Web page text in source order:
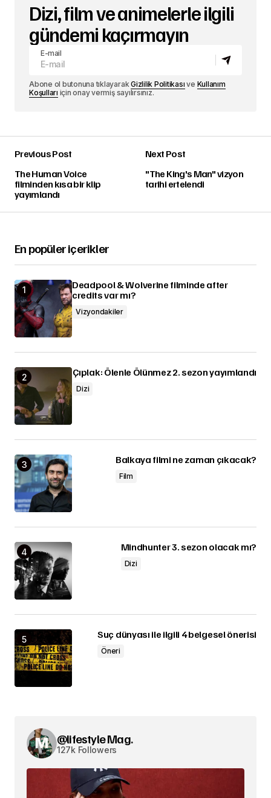
Dizi, film ve animelerle ilgili
gündemi kaçırmayın
E-mail
Abone ol butonuna tıklayarakGizlilik Politikası ve Kullanım
Koşulları için onay vermiş sayılırsınız.
Previous Post
The Human Voice
filminden kısa bir klip
yayımlandı
Next Post
''The King's Man'' vizyon
tarihi ertelendi
En popüler içerikler
Deadpool & Wolverine filminde after
credits var mı?
Vizyondakiler
Çıplak: Ölenle Ölünmez 2. sezon yayımlandı
Dizi
Balkaya filmi ne zaman çıkacak?
Film
Mindhunter 3. sezon olacak mı?
Dizi
Suç dünyası ile ilgili 4 belgesel önerisi
Öneri
@lifestyle Mag.
127k Followers